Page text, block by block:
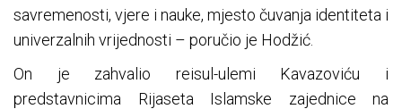
savremenosti, vjere i nauke, mjesto čuvanja identiteta i
univerzalnih vrijednosti – poručio je Hodžić.
On je zahvalio reisul-ulemi Kavazoviću i
predstavnicima Rijaseta Islamske zajednice na